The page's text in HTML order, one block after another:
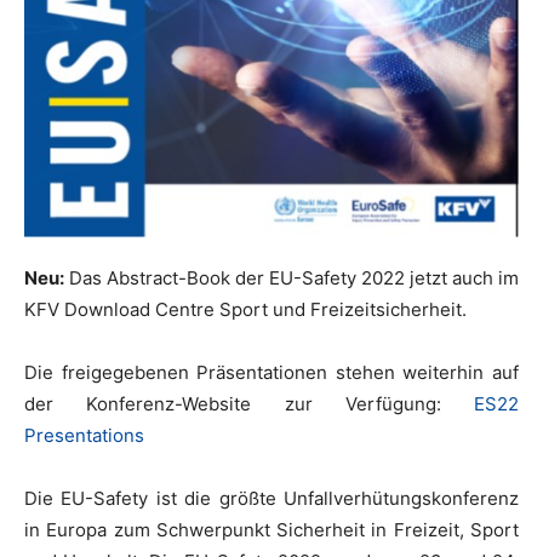
Neu: Das Abstract-Book der EU-Safety 2022 jetzt auch im
KFV Download Centre Sport und Freizeitsicherheit.
Die freigegebenen Präsentationen stehen weiterhin auf
der Konferenz-Website zur Verfügung: ES22
Presentations
Die EU-Safety ist die größte Unfall­verhütungs­konferenz
in Europa zum Schwerpunkt Sicherheit in Freizeit, Sport